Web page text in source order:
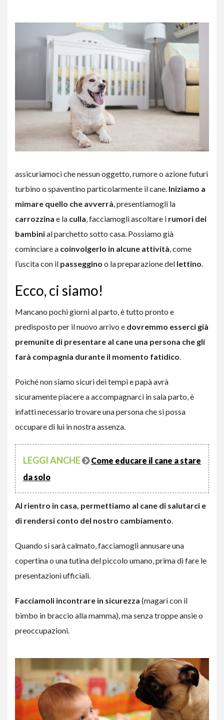
assicuriamoci che nessun oggetto, rumore o azione futuri
turbino o spaventino particolarmente il cane. Iniziamo a
mimare quello che avverrà, presentiamogli la
carrozzina e la culla, facciamogli ascoltare i rumori dei
bambinial parchetto sotto casa. Possiamo già
cominciare a coinvolgerlo in alcune attività, come
l’uscita con il passeggino o la preparazione del lettino.
Ecco, ci siamo!
Mancano pochi giorni al parto, è tutto pronto e
predisposto per il nuovo arrivo e dovremmo esserci già
premunite di presentare al cane una persona che gli
farà compagnia durante il momento fatidico.
Poiché non siamo sicuri dei tempi e papà avrà
sicuramente piacere a accompagnarci in sala parto, è
infatti necessario trovare una persona che si possa
occupare di lui in nostra assenza.
LEGGI ANCHE
Come educare il cane a stare
da solo
Al rientro in casa, permettiamo al cane di salutarci e
di rendersi conto del nostro cambiamento.
Quando si sarà calmato, facciamogli annusare una
copertina o una tutina del piccolo umano, prima di fare le
presentazioni ufficiali.
Facciamoli incontrare in sicurezza (magari con il
bimbo in braccio alla mamma), ma senza troppe ansie o
preoccupazioni.